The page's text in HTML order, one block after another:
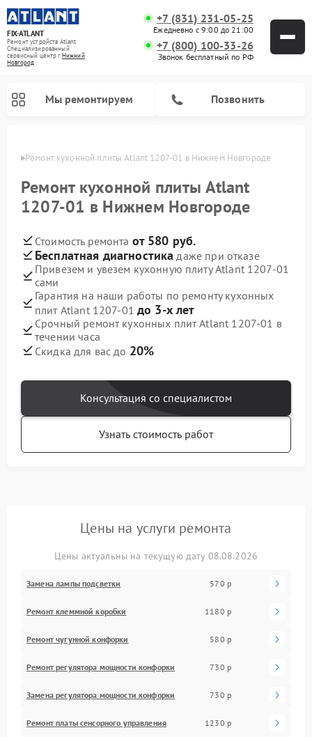
FIX-ATLANT
Ремонт устройств Atlant
Специализированный
cервисный центр г.Нижний
Новгород
+7 (831) 231-05-25
Ежедневно с 9:00 до 21:00
+7 (800) 100-33-26
Звонок бесплатный по РФ
Мы ремонтируем Позвонить
Ремонт кухонной плиты Atlant 1207-01 в Нижнем Новгороде
Ремонт кухонной плиты Atlant
1207-01 в Нижнем Новгороде
Стоимость ремонта от 580 руб.
Бесплатная диагностика даже при отказе
Привезем и увезем кухонную плиту Atlant 1207-01
сами
Гарантия на наши работы по ремонту кухонных
плит Atlant 1207-01 до 3-х лет
Срочный ремонт кухонных плит Atlant 1207-01 в
течении часа
Скидка для вас до 20%
Консультация со специалистом
Узнать стоимость работ
Цены на услуги ремонта
Цены актуальны на текущую дату 08.08.2026
Замена лампы подсветки 570 р
Ремонт клеммной коробки 1180 р
Ремонт чугунной конфорки 580 р
Ремонт регулятора мощности конфорки 730 р
Замена регулятора мощности конфорки 730 р
Ремонт платы сенсорного управления 1230 р